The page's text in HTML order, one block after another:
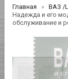
Главная ВАЗ /
Надежда и его
обслуживание и